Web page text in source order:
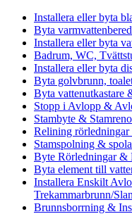
Installera eller byta
Byta
Installera eller byta
Badrum, WC,
Installera eller byta
Byta golvbrunn,
Byta vattenutkastare
Stopp i Avlopp &
Stambyte &
Relining
Stamspolning &
Byte Rörledningar
Byta element till
Installera Enskilt
Trekammarbrunn/
Brunnsborrning &